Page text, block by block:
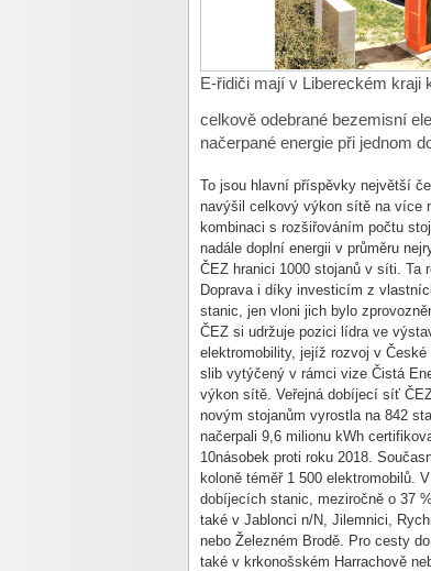
E-řidiči mají v Libereckém kraji
celkově odebrané bezemisní
načerpané energie při jednom
To jsou hlavní příspěvky největší
navýšil celkový výkon sítě na více
kombinaci s rozšiřováním počtu
nadále doplní energii v průměru
ČEZ hranici 1000 stojanů v síti. Ta
Doprava i díky investicím z
stanic, jen vloni jich bylo
ČEZ si udržuje pozici lídra ve
elektromobility, jejíž rozvoj v
slib vytýčený v rámci vize Čistá
výkon sítě. Veřejná dobíjecí síť
novým stojanům vyrostla na 842
načerpali 9,6 milionu kWh
10násobek proti roku 2018.
koloně téměř 1 500 elektromobilů.
dobíjecích stanic, meziročně o 37
také v Jablonci n/N, Jilemnici,
nebo Železném Brodě. Pro cesty
také v krkonošském Harrachově